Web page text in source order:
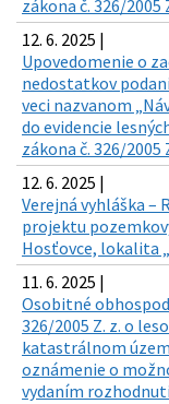
zákona č. 326/2005
12. 6. 2025 |
Upovedomenie o
nedostatkov
veci nazvanom
do evidencie
zákona č. 326/2005
12. 6. 2025 |
Verejná vyhláška –
projektu
Hosťovce, lokalita
11. 6. 2025 |
Osobitné
326/2005 Z. z. o
katastrálnom
oznámenie o
vydaním